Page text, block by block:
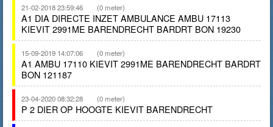
21-02-2018 23:59:46 (0 meter)
A1 DIA DIRECTE INZET AMBULANCE AMBU 17113
KIEVIT 2991ME BARENDRECHT BARDRT BON 19230
15-09-2019 14:07:06 (0 meter)
A1 AMBU 17110 KIEVIT 2991ME BARENDRECHT BARDRT
BON 121187
23-04-2020 08:32:28 (0 meter)
P 2 DIER OP HOOGTE KIEVIT BARENDRECHT